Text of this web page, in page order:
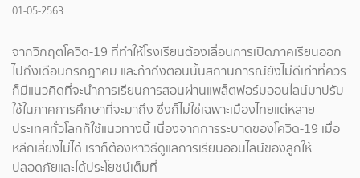
01-05-2563
จากวิกฤตโควิด-19 ที่ทำให้โรงเรียนต้องเลื่อนการเปิดภาคเรียนออก
ไปถึงเดือนกรกฎาคม และถ้าถึงตอนนั้นสถานการณ์ยังไม่ดีเท่าที่ควร
ก็มีแนวคิดที่จะนำการเรียนการสอนผ่านแพล็ตฟอร์มออนไลน์มาปรับ
ใช้ในภาคการศึกษาที่จะมาถึง ซึ่งก็ไม่ใช่เฉพาะเมืองไทยแต่หลาย
ประเทศทั่วโลกก็ใช้แนวทางนี้ เนื่องจากการระบาดของโควิด-19 เมื่อ
หลีกเลี่ยงไม่ได้ เราก็ต้องหาวิธีดูแลการเรียนออนไลน์ของลูกให้
ปลอดภัยและได้ประโยชน์เต็มที่